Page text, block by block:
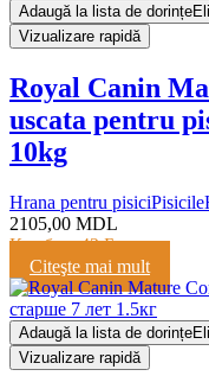
Adaugă la lista de dorințe
Vizualizare rapidă
Royal Canin
uscata pentru
10kg
Hrana pentru pisiciPisicile
2105,00 MDL
Кешбэк:42 Балла
Citeşte mai mult
Adaugă la lista de dorințe
Vizualizare rapidă